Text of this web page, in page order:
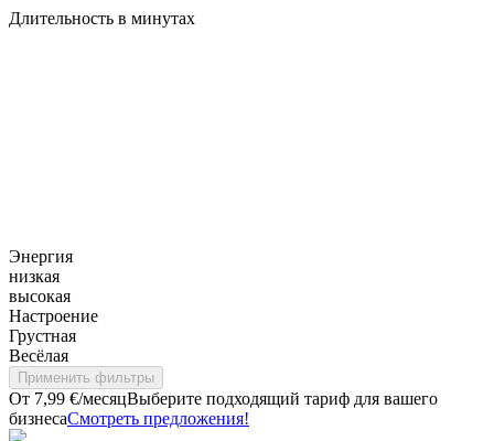
Длительность в минутах
Энергия
низкая
высокая
Настроение
Грустная
Весёлая
Применить фильтры
От 7,99 €/месяцВыберите подходящий тариф для вашего
бизнесаСмотреть предложения!